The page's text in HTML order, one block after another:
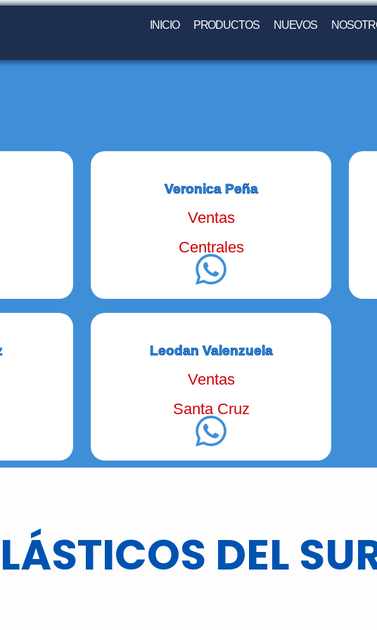
INICIO PRODUCTOS NUEVOS
Veronica Peña
Ventas
Centrales
Leodan Valenzuela
Ventas
Santa Cruz
DEL